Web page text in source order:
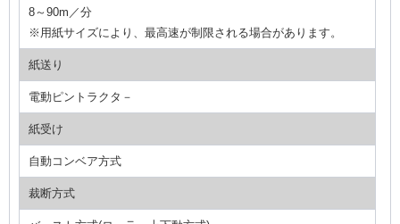
8～90m／分
※用紙サイズにより、最高速が制限される場合があります。
紙送り
電動ピントラクタ－
紙受け
自動コンベア方式
裁断方式